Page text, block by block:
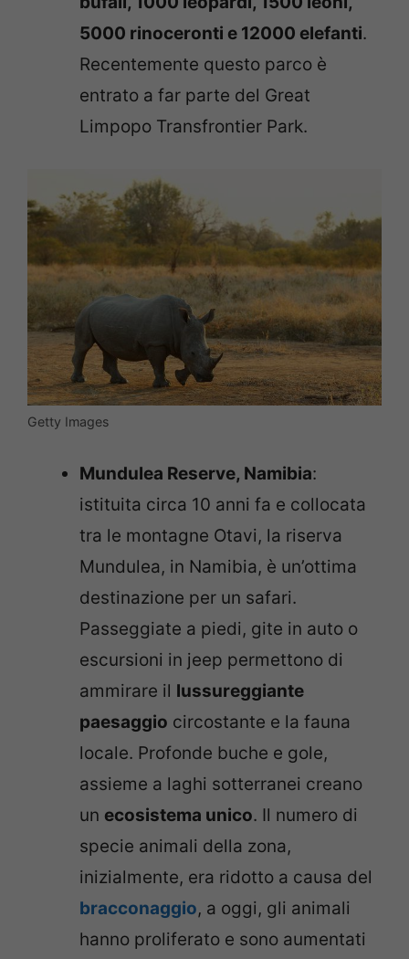
5000 rinoceronti e 12000 elefanti.
Recentemente questo parco è
entrato a far parte del Great
Limpopo Transfrontier Park.
Getty Images
Mundulea Reserve, Namibia:
istituita circa 10 anni fa e collocata
tra le montagne Otavi, la riserva
Mundulea, in Namibia, è un’ottima
destinazione per un safari.
Passeggiate a piedi, gite in auto o
escursioni in jeep permettono di
ammirare il lussureggiante
paesaggio circostante e la fauna
locale. Profonde buche e gole,
assieme a laghi sotterranei creano
un ecosistema unico. Il numero di
specie animali della zona,
inizialmente, era ridotto a causa del
bracconaggio, a oggi, gli animali
hanno proliferato e sono aumentati